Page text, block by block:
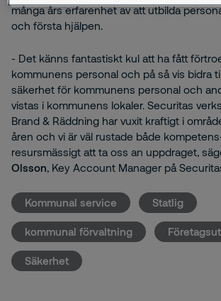
många års erfarenhet av att utbilda
och första hjälpen.
- Det känns fantastiskt kul att ha fått
kommunens personal och på så vis bidra
säkerhet för kommunens personal och
vistas i kommunens lokaler. Securitas
Brand & Räddning har vuxit kraftigt i
åren och vi är väl rustade både
resursmässigt att ta oss an uppdraget,
Olsson, Key Account Manager på
Kommunal service Statlig
kommunal förvaltning
Säkerhet